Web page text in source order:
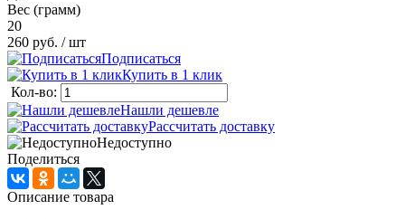
Вес (грамм)
20
260 руб. / шт
Подписаться
Купить в 1 клик
Кол-во:
Нашли дешевле
Рассчитать доставку
Недоступно
Поделиться
Описание товара